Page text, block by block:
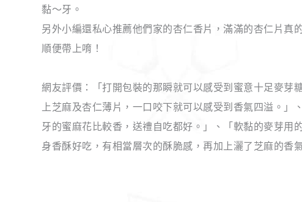
黏～牙。
另外小編還私心推薦他們家的杏仁香片，滿滿的杏仁片真
順便帶上唷！
網友評價：「打開包裝的那瞬就可以感受到蜜意十足麥芽
上芝麻及杏仁薄片，一口咬下就可以感受到香氣四溢。
牙的蜜麻花比較香，送禮自吃都好。」、「軟黏的麥芽用
身香酥好吃，有相當層次的酥脆感，再加上灑了芝麻的香